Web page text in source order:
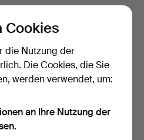
zu Veranstaltungen und
ganz einfach
sind.
Newsletter.
Objekten und Inspiration.
und akzeptiere
Cookies
die Nutzung der
Die Cookies, die Sie
werden verwendet, um:
an Ihre Nutzung der